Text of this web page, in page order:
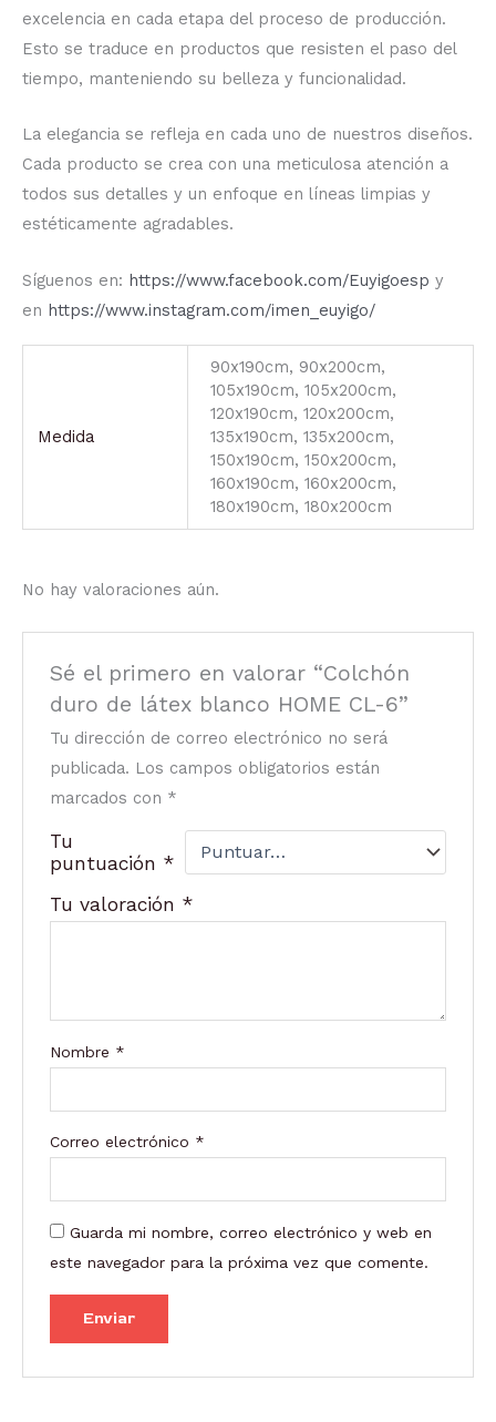
excelencia en cada etapa del proceso de producción.
Esto se traduce en productos que resisten el paso del
tiempo, manteniendo su belleza y funcionalidad.
La elegancia se refleja en cada uno de nuestros diseños.
Cada producto se crea con una meticulosa atención a
todos sus detalles y un enfoque en líneas limpias y
estéticamente agradables.
Síguenos en: https://www.facebook.com/Euyigoesp y
en https://www.instagram.com/imen_euyigo/
Medida
90x190cm, 90x200cm,
105x190cm, 105x200cm,
120x190cm, 120x200cm,
135x190cm, 135x200cm,
150x190cm, 150x200cm,
160x190cm, 160x200cm,
180x190cm, 180x200cm
No hay valoraciones aún.
Sé el primero en valorar “Colchón
duro de látex blanco HOME CL-6”
Tu dirección de correo electrónico no será
publicada. Los campos obligatorios están
marcados con *
Tu
puntuación *
Tu valoración *
Nombre *
Correo electrónico *
Guarda mi nombre, correo electrónico y web en
este navegador para la próxima vez que comente.